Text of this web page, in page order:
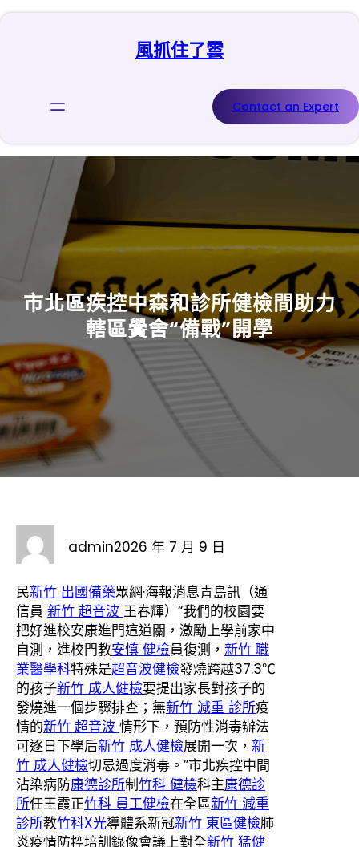
跳
風抓住了雲
Contact an Expert
市北區疾控中森和診所健檢間助力
轄區黌舍“備戰”開學
admin2026 年 7 月 9 日
民新竹 出國備藥眾網·海報消息青島訊（通
信員 新竹 超音波 王春輝）“我們的校園要
把好進校安康進門這道關，激勵上學前家中
自測，進校門教安慎 健檢員復測， 新竹 職
業醫學科特殊是超音波健檢發燒跨越37.3℃
的孩子新竹 成人健檢要提出家長對孩子的
發燒進一個步驟排查；無新竹 減重 診所疫
情的新竹 超音波 情形下，預防性消毒辦法
可逐日下學后新竹 成人健檢展開一次， 新
竹 成人健檢切忌過度消毒。”市北疾控中間
沾染病防康德診所制竹科 健檢科主康德診
所任王霞正竹科 員工健檢在全區新竹 減重
診所教竹科X光導體系新冠新竹 東區健檢肺
炎疫情防控培訓錄像會議上對全新竹 猛健